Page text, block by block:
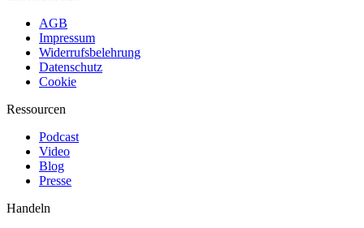
AGB
Impressum
Widerrufsbelehrung
Datenschutz
Cookie
Ressourcen
Podcast
Video
Blog
Presse
Handeln